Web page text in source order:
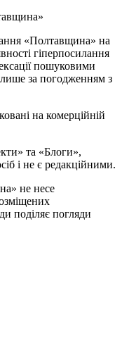
«Полтавщина» на
гіперпосилання
пошуковими
за погодженням з
на комерційній
та «Блоги»,
і не є редакційними.
не несе
поділяє погляди